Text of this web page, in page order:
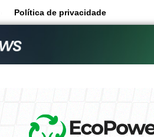
Política de privacidade